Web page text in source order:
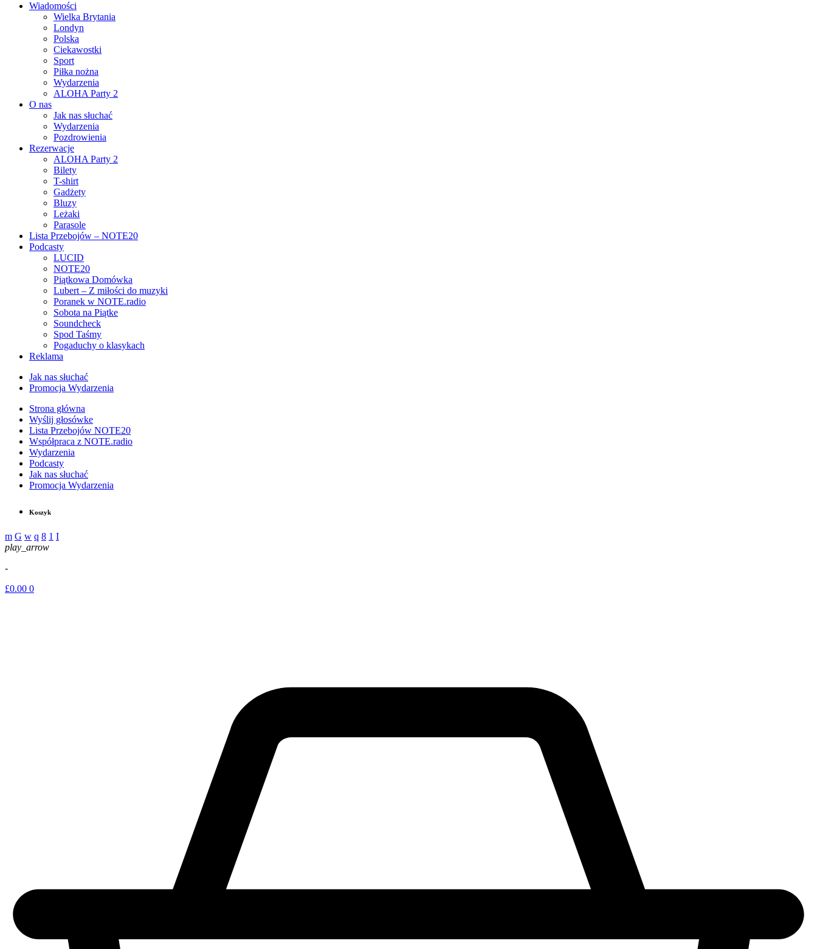
Wiadomości
Wielka Brytania
Londyn
Polska
Ciekawostki
Sport
Piłka nożna
Wydarzenia
ALOHA Party 2
O nas
Jak nas słuchać
Wydarzenia
Pozdrowienia
Rezerwacje
ALOHA Party 2
Bilety
T-shirt
Gadżety
Bluzy
Leżaki
Parasole
Lista Przebojów – NOTE20
Podcasty
LUCID
NOTE20
Piątkowa Domówka
Lubert – Z miłości do muzyki
Poranek w NOTE.radio
Sobota na Piątke
Soundcheck
Spod Taśmy
Pogaduchy o klasykach
Reklama
Jak nas słuchać
Promocja Wydarzenia
Strona główna
Wyślij głosówke
Lista Przebojów NOTE20
Współpraca z NOTE.radio
Wydarzenia
Podcasty
Jak nas słuchać
Promocja Wydarzenia
Koszyk
play_arrow
-
£0.00 0